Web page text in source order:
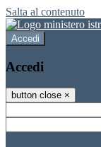
Salta al contenuto
Accedi
Accedi
button close ×